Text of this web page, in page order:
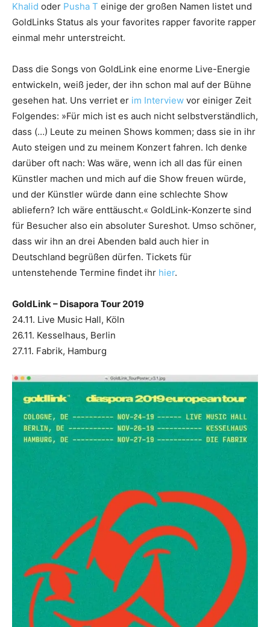
Khalid oder Pusha T einige der großen Namen listet und
GoldLinks Status als your favorites rapper favorite rapper
einmal mehr unterstreicht.
Dass die Songs von GoldLink eine enorme Live-Energie
entwickeln, weiß jeder, der ihn schon mal auf der Bühne
gesehen hat. Uns verriet er im Interview vor einiger Zeit
Folgendes: »Für mich ist es auch nicht selbstverständlich,
dass (…) Leute zu meinen Shows kommen; dass sie in ihr
Auto steigen und zu meinem Konzert fahren. Ich denke
darüber oft nach: Was wäre, wenn ich all das für einen
Künstler machen und mich auf die Show freuen würde,
und der Künstler würde dann eine schlechte Show
abliefern? Ich wäre enttäuscht.« GoldLink-Konzerte sind
für Besucher also ein absoluter Sureshot. Umso schöner,
dass wir ihn an drei Abenden bald auch hier in
Deutschland begrüßen dürfen. Tickets für
untenstehende Termine findet ihr hier.
GoldLink – Disapora Tour 2019
24.11. Live Music Hall, Köln
26.11. Kesselhaus, Berlin
27.11. Fabrik, Hamburg